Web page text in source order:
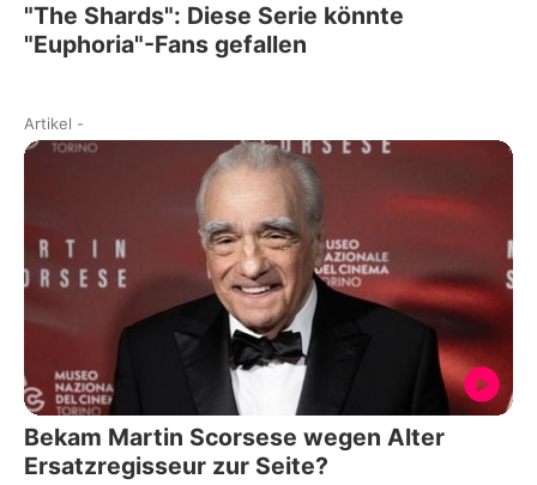
"The Shards": Diese Serie könnte
"Euphoria"-Fans gefallen
Artikel -
Bekam Martin Scorsese wegen Alter
Ersatzregisseur zur Seite?